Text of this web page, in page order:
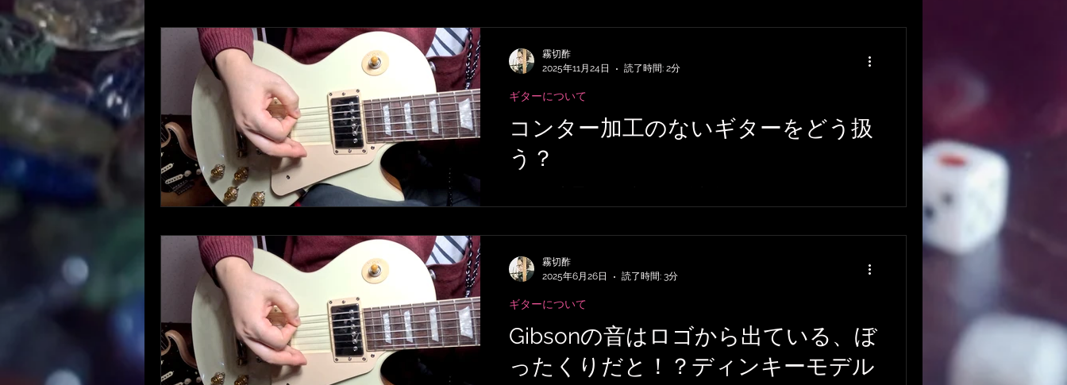
ギターについて KEMPERおすすめRig・使い方
音楽知識・音楽関連記事 アーティストの逸話
やってみた・活動記録 音楽映画、MV考察
自宅録音について 作曲技法 作詞について 雑談 無料BGM
趣味・ファッション
コンター加工のないギターをどう扱
う？
ギターについて
霧切酢
2025年11月24日
読了時間: 2分
Gibsonの音はロゴから出ている、ぼ
ったくりだと！？ディンキーモデル
ギターについて
霧切酢
2025年6月26日
読了時間: 3分